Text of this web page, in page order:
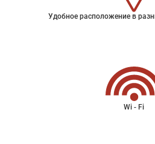
Удобное расположение в
Wi - Fi